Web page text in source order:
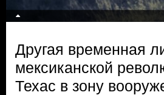
Другая временная
мексиканской
Техас в зону